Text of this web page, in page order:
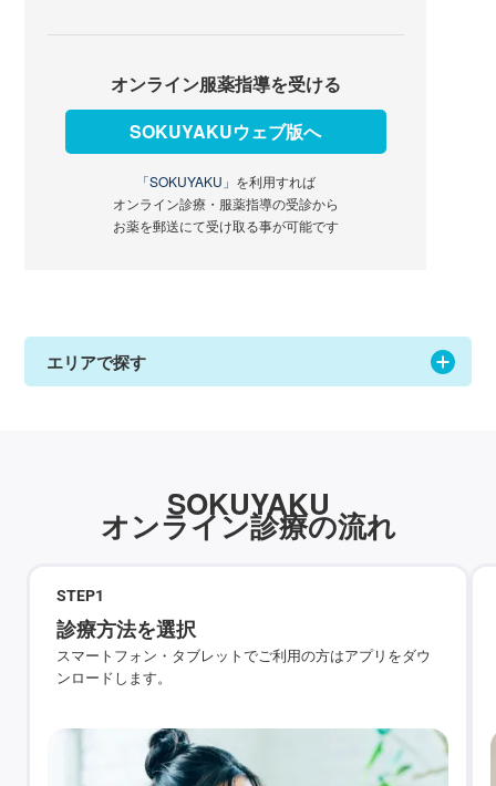
オンライン服薬指導を受ける
SOKUYAKUウェブ版へ
「SOKUYAKU」 を利用すれば
オンライン診療・服薬指導の受診から
お薬を郵送にて受け取る事が可能です
エリアで探す
SOKUYAKU
オンライン診療の流れ
STEP1
診療方法を選択
スマートフォン・タブレットでご利用の方はアプリをダウ
ンロードします。